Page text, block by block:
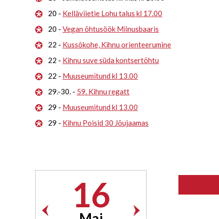
20 - Kelläviietie Lohu talus kl 17.00
20 - Vegan õhtusöök Miinusbaaris
22 - Kussõkohe, Kihnu orienteerumine
22 - Kihnu suve süda kontsertõhtu
22 - Muuseumitund kl 13.00
29.-30. - 59. Kihnu regatt
29 - Muuseumitund kl 13.00
29 - Kihnu Poisid 30 Jõujaamas
16